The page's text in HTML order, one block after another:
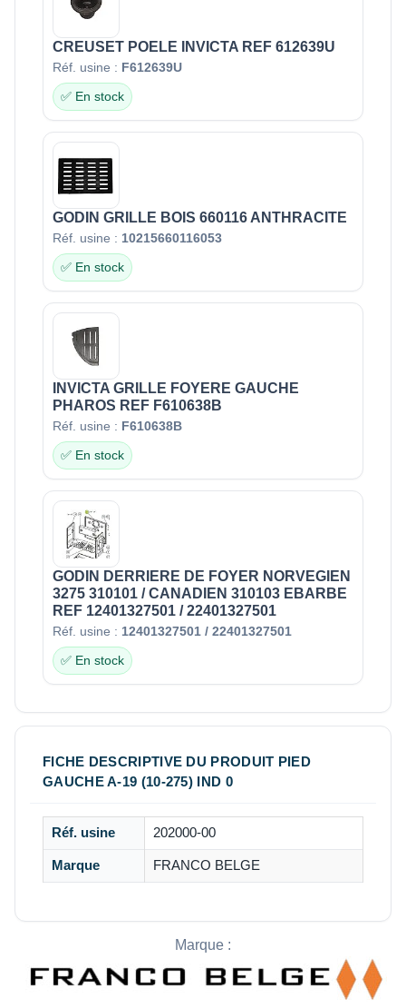
CREUSET POELE INVICTA REF 612639U
Réf. usine : F612639U
✅ En stock
GODIN GRILLE BOIS 660116 ANTHRACITE
Réf. usine : 10215660116053
✅ En stock
INVICTA GRILLE FOYERE GAUCHE
PHAROS REF F610638B
Réf. usine : F610638B
✅ En stock
GODIN DERRIERE DE FOYER NORVEGIEN
3275 310101 / CANADIEN 310103 EBARBE
REF 12401327501 / 22401327501
Réf. usine : 12401327501 / 22401327501
✅ En stock
FICHE DESCRIPTIVE DU PRODUIT PIED
GAUCHE A-19 (10-275) IND 0
Réf. usine 202000-00
Marque FRANCO BELGE
Marque :